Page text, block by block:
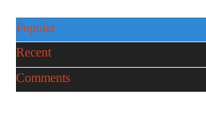
Popular
Recent
Comments